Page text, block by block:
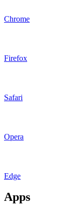
Chrome
Firefox
Safari
Opera
Edge
Apps